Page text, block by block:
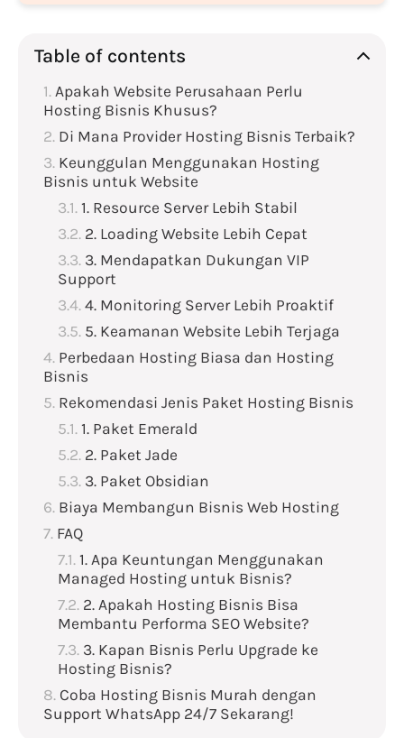
Table of contents
Apakah Website Perusahaan Perlu
Hosting Bisnis Khusus?
Di Mana Provider Hosting Bisnis Terbaik?
Keunggulan Menggunakan Hosting
Bisnis untuk Website
1. Resource Server Lebih Stabil
2. Loading Website Lebih Cepat
3. Mendapatkan Dukungan VIP
Support
4. Monitoring Server Lebih Proaktif
5. Keamanan Website Lebih Terjaga
Perbedaan Hosting Biasa dan Hosting
Bisnis
Rekomendasi Jenis Paket Hosting Bisnis
1. Paket Emerald
2. Paket Jade
3. Paket Obsidian
Biaya Membangun Bisnis Web Hosting
FAQ
1. Apa Keuntungan Menggunakan
Managed Hosting untuk Bisnis?
2. Apakah Hosting Bisnis Bisa
Membantu Performa SEO Website?
3. Kapan Bisnis Perlu Upgrade ke
Hosting Bisnis?
Coba Hosting Bisnis Murah dengan
Support WhatsApp 24/7 Sekarang!